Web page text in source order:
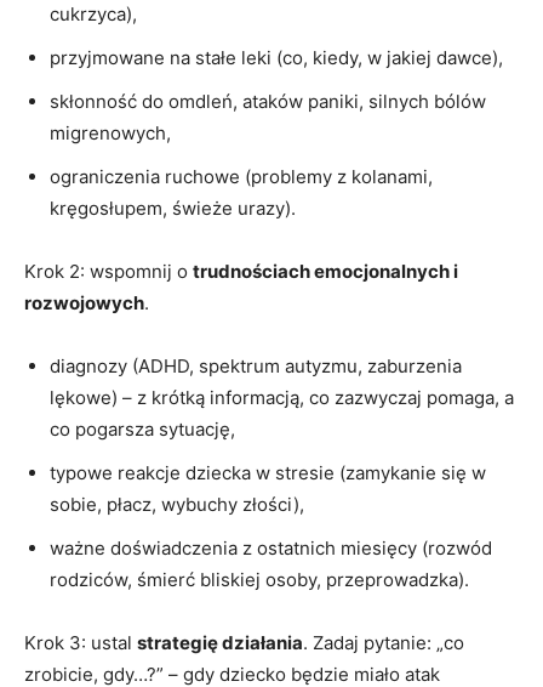
cukrzyca),
przyjmowane na stałe leki (co, kiedy, w jakiej dawce),
skłonność do omdleń, ataków paniki, silnych bólów
migrenowych,
ograniczenia ruchowe (problemy z kolanami,
kręgosłupem, świeże urazy).
Krok 2: wspomnij o trudnościach emocjonalnych i
rozwojowych.
diagnozy (ADHD, spektrum autyzmu, zaburzenia
lękowe) – z krótką informacją, co zazwyczaj pomaga, a
co pogarsza sytuację,
typowe reakcje dziecka w stresie (zamykanie się w
sobie, płacz, wybuchy złości),
ważne doświadczenia z ostatnich miesięcy (rozwód
rodziców, śmierć bliskiej osoby, przeprowadzka).
Krok 3: ustal strategię działania. Zadaj pytanie: „co
zrobicie, gdy…?” – gdy dziecko będzie miało atak